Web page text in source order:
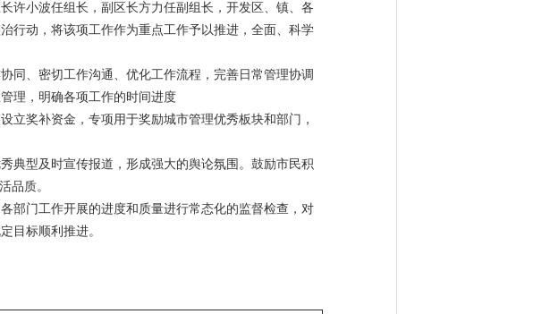
许小波任组长，副区长方力任副组长，开发区、镇、各
行动，将该项工作作为重点工作予以推进，全面、科学
同、密切工作沟通、优化工作流程，完善日常管理协调
理，明确各项工作的时间进度
立奖补资金，专项用于奖励城市管理优秀板块和部门，
典型及时宣传报道，形成强大的舆论氛围。鼓励市民积
品质。
部门工作开展的进度和质量进行常态化的监督检查，对
目标顺利推进。